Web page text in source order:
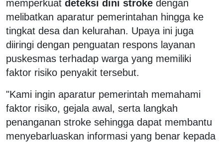
memperkuat deteksi dini stroke dengan
melibatkan aparatur pemerintahan hingga ke
tingkat desa dan kelurahan. Upaya ini juga
diiringi dengan penguatan respons layanan
puskesmas terhadap warga yang memiliki
faktor risiko penyakit tersebut.
"Kami ingin aparatur pemerintah memahami
faktor risiko, gejala awal, serta langkah
penanganan stroke sehingga dapat membantu
menyebarluaskan informasi yang benar kepada